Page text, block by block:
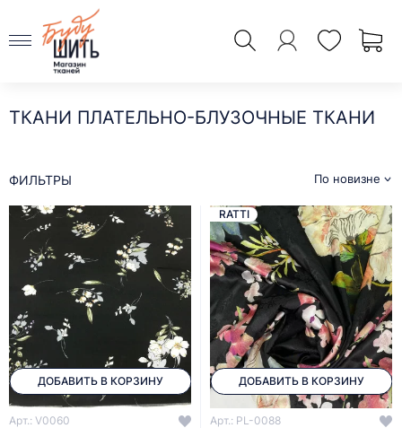
ТКАНИ ПЛАТЕЛЬНО-БЛУЗОЧНЫЕ ТКАНИ
По новизне
ФИЛЬТРЫ
ДОБАВИТЬ В КОРЗИНУ
Арт.: V0060
ДОБАВИТЬ В КОРЗИНУ
RATTI
Арт.: PL-0088